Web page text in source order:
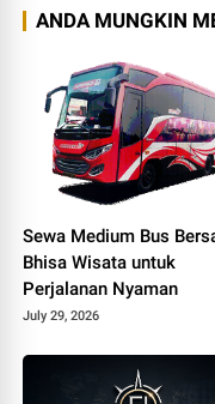
ANDA MUNGKIN
Sewa Medium Bus
Bhisa Wisata untuk
Perjalanan Nyaman
July 29, 2026